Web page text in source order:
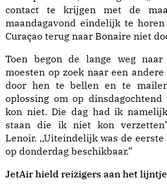
contact te krijgen met de
maandagavond eindelijk te
Curaçao terug naar Bonaire niet
Toen begon de lange weg naar
moesten op zoek naar een
door hen te bellen en te
oplossing om op
kon niet. Die dag had ik
staan die ik niet kon
Lenoir. ,,Uiteindelijk was de
op donderdag beschikbaar.”
JetAir hield reizigers aan het lijntje